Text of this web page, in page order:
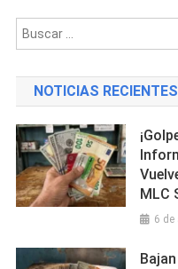
En
Las
Tunas
Deja
Dos
NOTICIAS RECIENTES
MLC
6 de